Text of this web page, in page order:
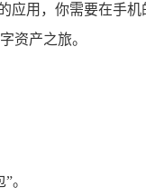
用，你需要在手机
资产之旅。
。